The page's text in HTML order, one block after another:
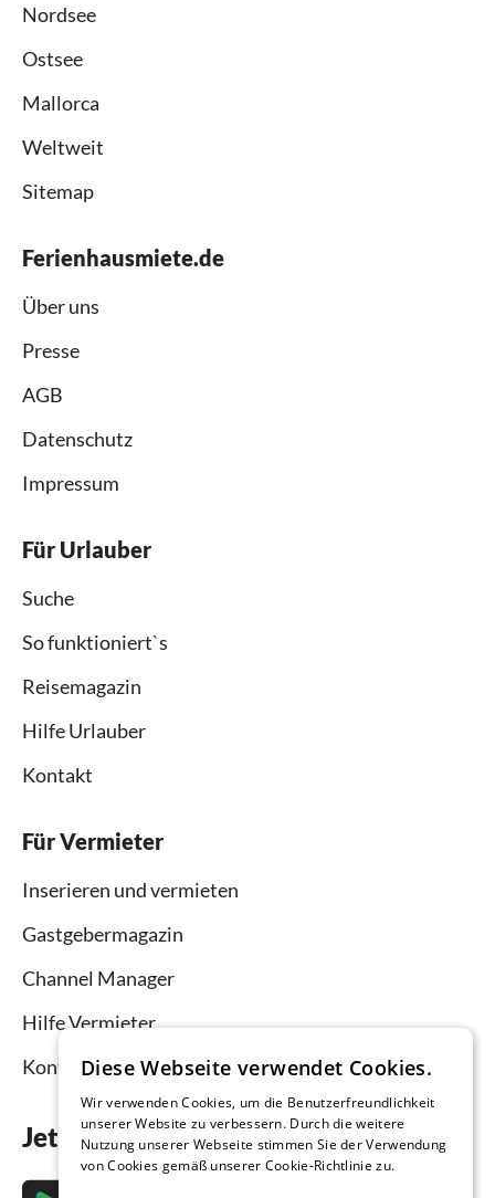
Nordsee
Ostsee
Mallorca
Weltweit
Sitemap
Ferienhausmiete.de
Über uns
Presse
AGB
Datenschutz
Impressum
Für Urlauber
Suche
So funktioniert`s
Reisemagazin
Hilfe Urlauber
Kontakt
Für Vermieter
Inserieren und vermieten
Gastgebermagazin
Channel Manager
Hilfe Vermieter
Kontakt
Jetzt die App downloaden
Diese Webseite verwendet Cookies.
Wir verwenden Cookies, um die Benutzerfreundlichkeit
unserer Website zu verbessern. Durch die weitere
Nutzung unserer Webseite stimmen Sie der Verwendung
von Cookies gemäß unserer Cookie-Richtlinie zu.